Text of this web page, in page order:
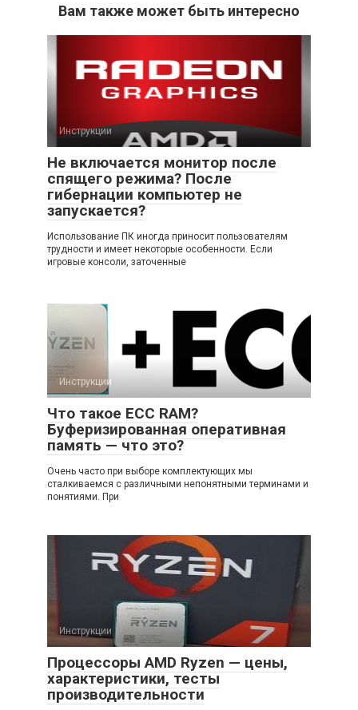
Вам также может быть интересно
Инструкции
Не включается монитор после
спящего режима? После
гибернации компьютер не
запускается?
Использование ПК иногда приносит пользователям
трудности и имеет некоторые особенности. Если
игровые консоли, заточенные
Инструкции
Что такое ECC RAM?
Буферизированная оперативная
память — что это?
Очень часто при выборе комплектующих мы
сталкиваемся с различными непонятными терминами и
понятиями. При
Инструкции
Процессоры AMD Ryzen — цены,
характеристики, тесты
производительности